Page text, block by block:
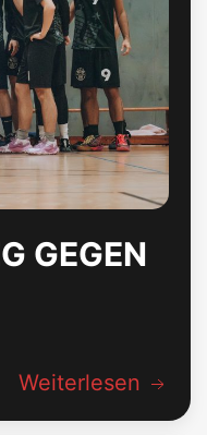
GEGEN
Weiterlesen